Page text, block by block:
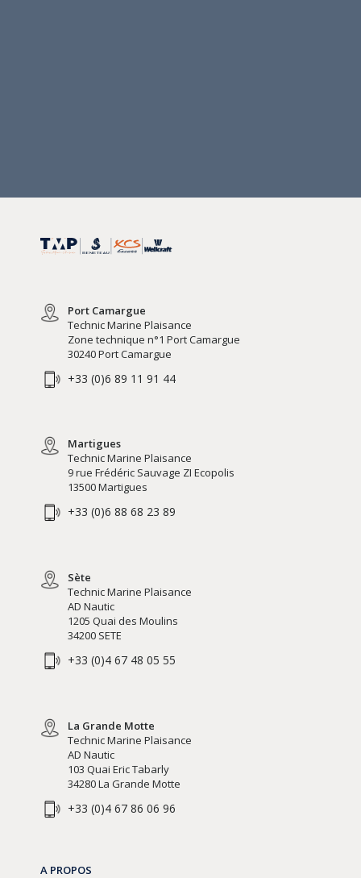
Port Camargue
Technic Marine Plaisance
Zone technique n°1 Port Camargue
30240 Port Camargue
+33 (0)6 89 11 91 44
Martigues
Technic Marine Plaisance
9 rue Frédéric Sauvage ZI Ecopolis
13500 Martigues
+33 (0)6 88 68 23 89
Sète
Technic Marine Plaisance
AD Nautic
1205 Quai des Moulins
34200 SETE
+33 (0)4 67 48 05 55
La Grande Motte
Technic Marine Plaisance
AD Nautic
103 Quai Eric Tabarly
34280 La Grande Motte
+33 (0)4 67 86 06 96
A PROPOS